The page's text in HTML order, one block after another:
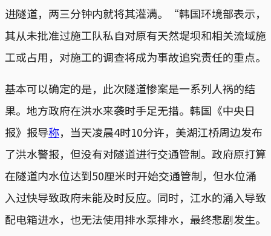
进隧道，两三分钟内就将其灌满。“韩国环境部表示，
其从未批准过施工队私自对原有天然堤坝和相关流域施
工或占用，对施工的调查将成为事故追究责任的重点。
基本可以确定的是，此次隧道惨案是一系列人祸的结
果。地方政府在洪水来袭时手足无措。韩国《中央日
报》报导称，当天凌晨4时10分许，美湖江桥周边发布
了洪水警报，但没有对隧道进行交通管制。政府原打算
在隧道内水位达到50厘米时开始交通管制，但水位涌
入过快导致政府未能及时反应。同时，江水的涌入导致
配电箱进水，也无法使用排水泵排水，最终悲剧发生。